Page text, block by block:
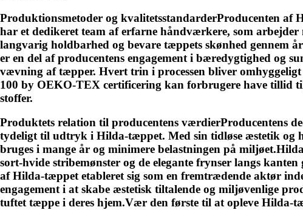
Produktionsmetoder og kvalitetsstandarderProducenten
har et dedikeret team af erfarne håndværkere, som
langvarig holdbarhed og bevare tæppets skønhed gennem
er en del af producentens engagement i bæredygtighed og
vævning af tæpper. Hvert trin i processen bliver
100 by OEKO-TEX certificering kan forbrugere have tillid
stoffer.
Produktets relation til producentens værdierProducentens
tydeligt til udtryk i Hilda-tæppet. Med sin tidløse æstetik og
bruges i mange år og minimere belastningen på
sort-hvide stribemønster og de elegante frynser langs
af Hilda-tæppet etableret sig som en fremtrædende aktør
engagement i at skabe æstetisk tiltalende og miljøvenlige
tuftet tæppe i deres hjem.Vær den første til at opleve Hilda-